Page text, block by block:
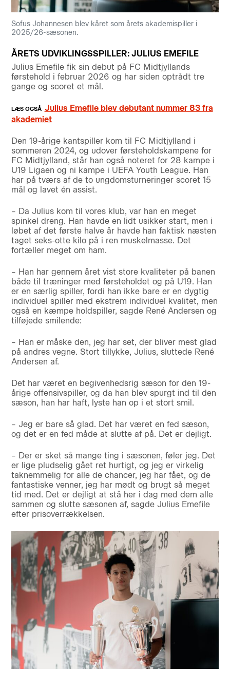
Sofus Johannesen blev kåret som årets akademispiller i
2025/26-sæsonen.
ÅRETS UDVIKLINGSSPILLER: JULIUS EMEFILE
Julius Emefile fik sin debut på FC Midtjyllands
førstehold i februar 2026 og har siden optrådt tre
gange og scoret et mål.
Julius Emefile blev debutant nummer 83 fra
akademiet
Den 19-årige kantspiller kom til FC Midtjylland i
sommeren 2024, og udover førsteholdskampene for
FC Midtjylland, står han også noteret for 28 kampe i
U19 Ligaen og ni kampe i UEFA Youth League. Han
har på tværs af de to ungdomsturneringer scoret 15
mål og lavet én assist.
– Da Julius kom til vores klub, var han en meget
spinkel dreng. Han havde en lidt usikker start, men i
løbet af det første halve år havde han faktisk næsten
taget seks-otte kilo på i ren muskelmasse. Det
fortæller meget om ham.
– Han har gennem året vist store kvaliteter på banen
både til træninger med førsteholdet og på U19. Han
er en særlig spiller, fordi han ikke bare er en dygtig
individuel spiller med ekstrem individuel kvalitet, men
også en kæmpe holdspiller, sagde René Andersen og
tilføjede smilende:
– Han er måske den, jeg har set, der bliver mest glad
på andres vegne. Stort tillykke, Julius, sluttede René
Andersen af.
Det har været en begivenhedsrig sæson for den 19-
årige offensivspiller, og da han blev spurgt ind til den
sæson, han har haft, lyste han op i et stort smil.
– Jeg er bare så glad. Det har været en fed sæson,
og det er en fed måde at slutte af på. Det er dejligt.
– Der er sket så mange ting i sæsonen, føler jeg. Det
er lige pludselig gået ret hurtigt, og jeg er virkelig
taknemmelig for alle de chancer, jeg har fået, og de
fantastiske venner, jeg har mødt og brugt så meget
tid med. Det er dejligt at stå her i dag med dem alle
sammen og slutte sæsonen af, sagde Julius Emefile
efter prisoverrækkelsen.